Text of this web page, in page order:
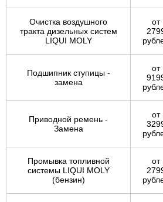
Очистка воздушного
тракта дизельных систем
LIQUI MOLY
от
Подшипник ступицы -
замена
от
Приводной ремень -
Замена
от
Промывка топливной
системы LIQUI MOLY
(бензин)
от